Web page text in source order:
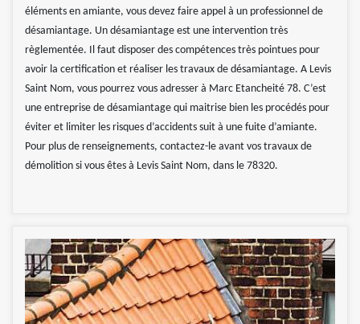
éléments en amiante, vous devez faire appel à un professionnel de
désamiantage. Un désamiantage est une intervention très
règlementée. Il faut disposer des compétences très pointues pour
avoir la certification et réaliser les travaux de désamiantage. A Levis
Saint Nom, vous pourrez vous adresser à Marc Etancheité 78. C’est
une entreprise de désamiantage qui maitrise bien les procédés pour
éviter et limiter les risques d’accidents suit à une fuite d’amiante.
Pour plus de renseignements, contactez-le avant vos travaux de
démolition si vous êtes à Levis Saint Nom, dans le 78320.